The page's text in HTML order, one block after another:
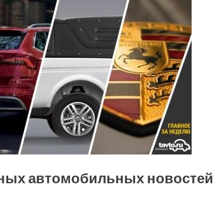
автомобильных новостей